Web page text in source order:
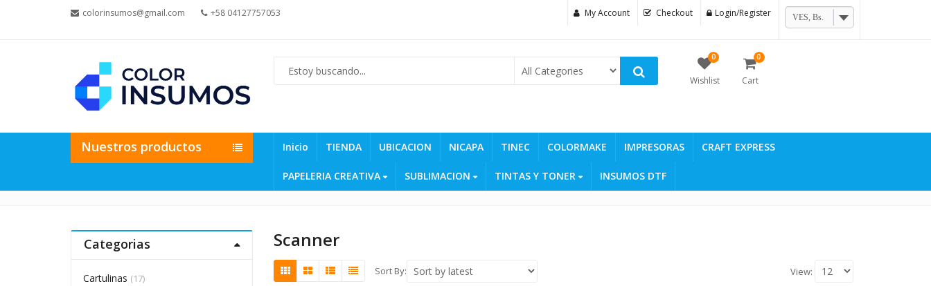
colorinsumos@gmail.com +58 04127757053 My Account Checkout Login/Register VES, Bs.
0
Wishlist
0
Cart
Nuestros productos Inicio TIENDA UBICACION NICAPA TINEC COLORMAKE IMPRESORAS CRAFT EXPRESS
PAPELERIA CREATIVA SUBLIMACION TINTAS Y TONER INSUMOS DTF
Scanner
Sort By: View:
Categorias
Cartulinas (17)